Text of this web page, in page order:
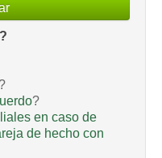
?
?
en caso de
de hecho con